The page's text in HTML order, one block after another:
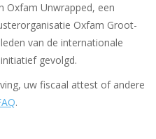
Oxfam Unwrapped, een
Oxfam Groot-
van de internationale
gevolgd.
uw fiscaal attest of andere
.